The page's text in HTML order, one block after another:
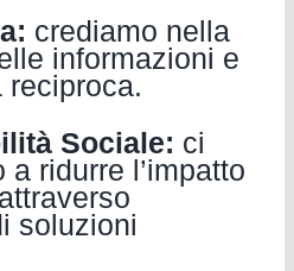
crediamo nella
informazioni e
reciproca.
Sociale: ci
a ridurre l’impatto
soluzioni